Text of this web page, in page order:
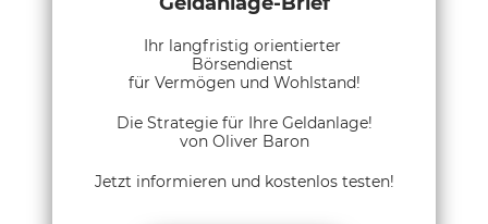
Ihr langfristig orientierter
Börsendienst
für Vermögen und Wohlstand!
Die Strategie für Ihre Geldanlage!
von Oliver Baron
Jetzt informieren und kostenlos testen!